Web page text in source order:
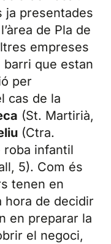
ja presentades
de Pla de
empreses
barri que estan
per
cas de la
(St. Martirià,
(Ctra.
roba infantil
5). Com és
tenen en
hora de decidir
en preparar la
el negoci,